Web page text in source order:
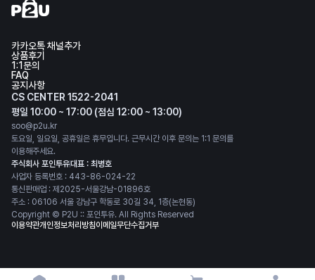
카카오톡 채널추가
상품후기
1:1문의
FAQ
공지사항
CS CENTER 1522-2041
평일 10:00 ~ 17:00 (점심 12:00 ~ 13:00)
soo@p2u.kr
토요일, 일요일, 공휴일은 휴무입니다. 근무시간 이후 문의는 1:1 문의를
이용해주세요.
주식회사 포인투유대표 : 최병호
사업자 등록번호 : 443-86-024-22
통신판매업 : 제2025-서울강남-01896호
주소 : 06106 서울 강남구 학동로 30길 34, 1층(논현동)
Copyright © P2U :: 포인투유. All Rights Reserved
이용약관개인정보처리방침이메일무단수집거부